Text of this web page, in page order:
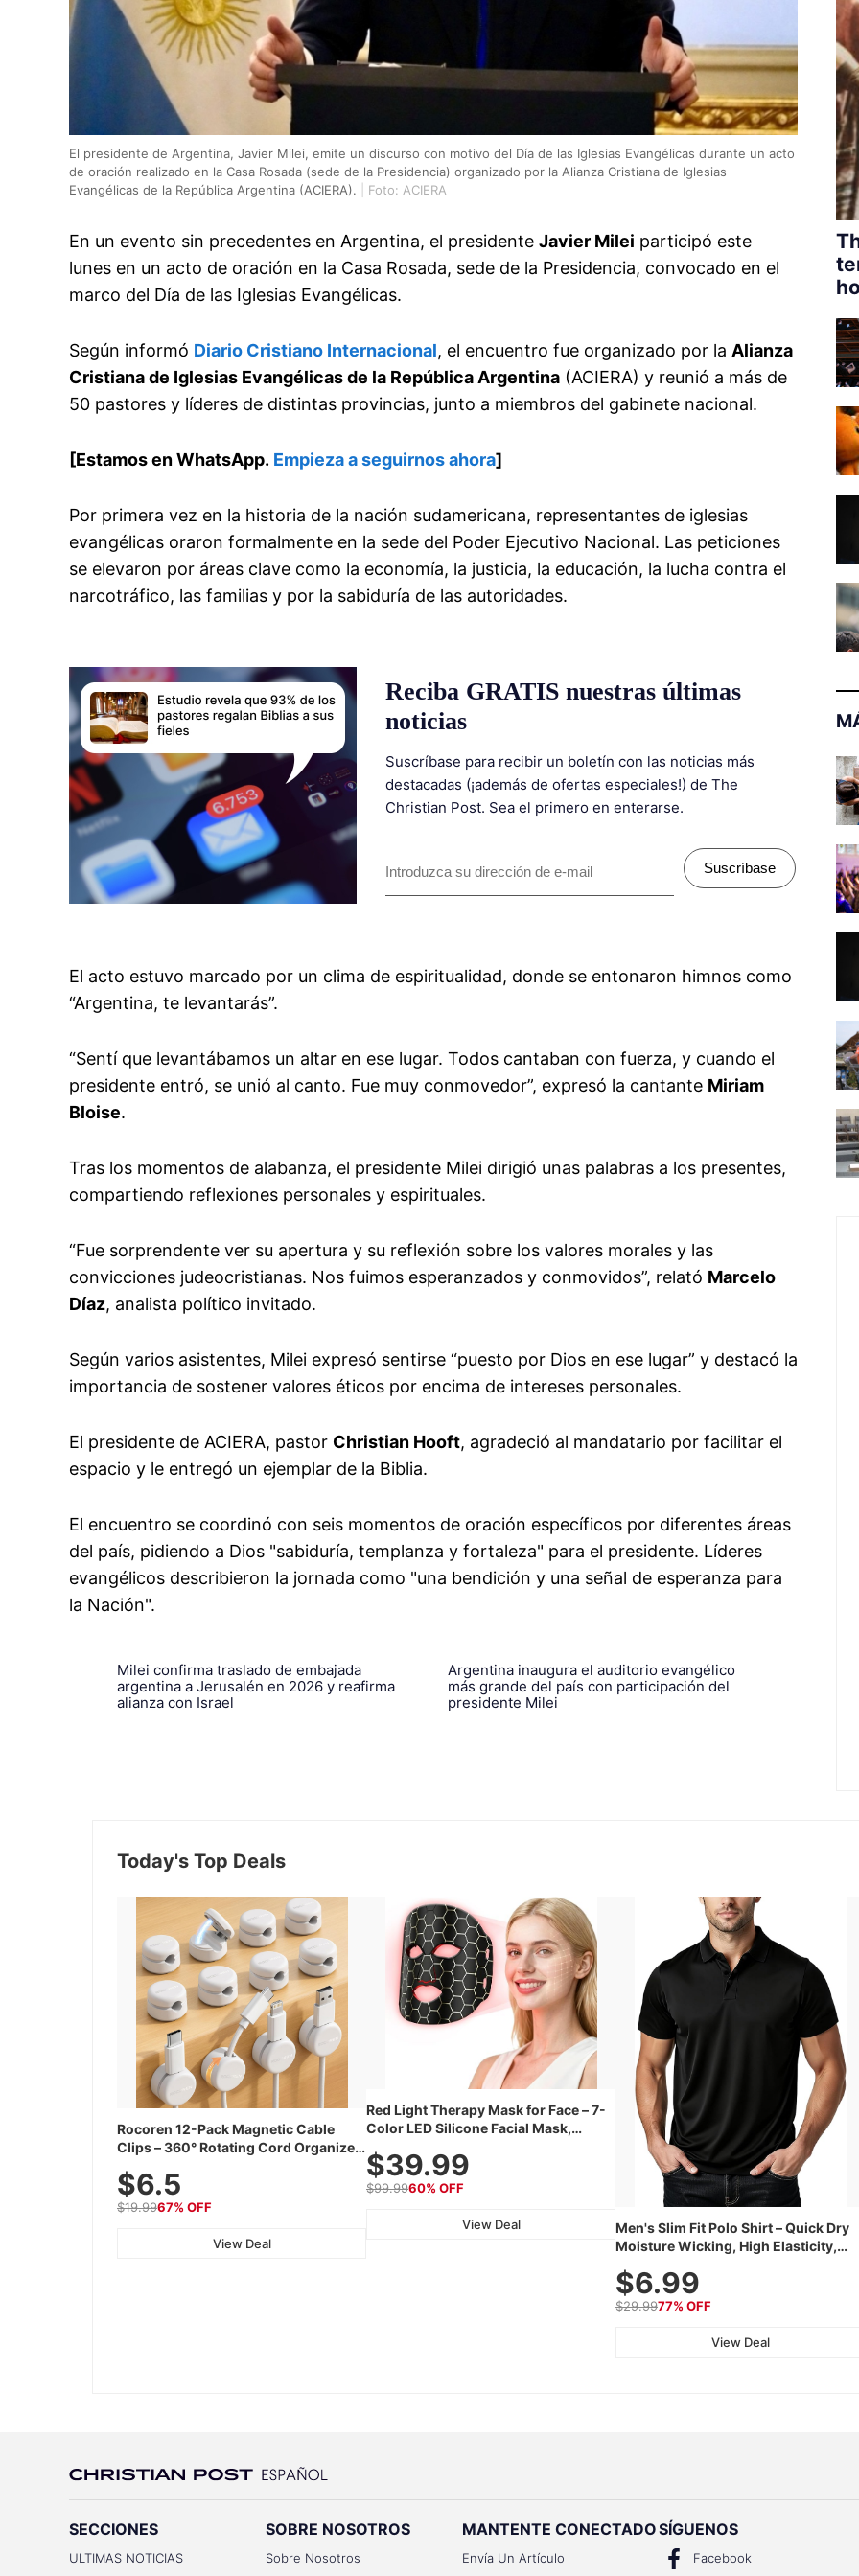
El presidente de Argentina, Javier Milei, emite un discurso con motivo del Día de las Iglesias Evangélicas durante un acto
de oración realizado en la Casa Rosada (sede de la Presidencia) organizado por la Alianza Cristiana de Iglesias
Evangélicas de la República Argentina (ACIERA).
Foto: ACIERA
En un evento sin precedentes en Argentina, el presidente Javier Milei participó este
lunes en un acto de oración en la Casa Rosada, sede de la Presidencia, convocado en el
marco del Día de las Iglesias Evangélicas.
Según informó Diario Cristiano Internacional, el encuentro fue organizado por la Alianza
Cristiana de Iglesias Evangélicas de la República Argentina (ACIERA) y reunió a más de
50 pastores y líderes de distintas provincias, junto a miembros del gabinete nacional.
[Estamos en WhatsApp. Empieza a seguirnos ahora]
Por primera vez en la historia de la nación sudamericana, representantes de iglesias
evangélicas oraron formalmente en la sede del Poder Ejecutivo Nacional. Las peticiones
se elevaron por áreas clave como la economía, la justicia, la educación, la lucha contra el
narcotráfico, las familias y por la sabiduría de las autoridades.
Reciba GRATIS nuestras últimas
noticias
Suscríbase para recibir un boletín con las noticias más
destacadas (¡además de ofertas especiales!) de The
Christian Post. Sea el primero en enterarse.
Suscríbase
El acto estuvo marcado por un clima de espiritualidad, donde se entonaron himnos como
“Argentina, te levantarás”.
“Sentí que levantábamos un altar en ese lugar. Todos cantaban con fuerza, y cuando el
presidente entró, se unió al canto. Fue muy conmovedor”, expresó la cantante Miriam
Bloise.
Tras los momentos de alabanza, el presidente Milei dirigió unas palabras a los presentes,
compartiendo reflexiones personales y espirituales.
“Fue sorprendente ver su apertura y su reflexión sobre los valores morales y las
convicciones judeocristianas. Nos fuimos esperanzados y conmovidos”, relató Marcelo
Díaz, analista político invitado.
Según varios asistentes, Milei expresó sentirse “puesto por Dios en ese lugar” y destacó la
importancia de sostener valores éticos por encima de intereses personales.
El presidente de ACIERA, pastor Christian Hooft, agradeció al mandatario por facilitar el
espacio y le entregó un ejemplar de la Biblia.
El encuentro se coordinó con seis momentos de oración específicos por diferentes áreas
del país, pidiendo a Dios "sabiduría, templanza y fortaleza" para el presidente. Líderes
evangélicos describieron la jornada como "una bendición y una señal de esperanza para
la Nación".
Milei confirma traslado de embajada
argentina a Jerusalén en 2026 y reafirma
alianza con Israel
Argentina inaugura el auditorio evangélico
más grande del país con participación del
presidente Milei
Today's Top Deals
Rocoren 12-Pack Magnetic Cable
Clips – 360° Rotating Cord Organizer
Holder for Desk, Nightstand, Wall, Car
& Office, White
$6.5
$19.9967% OFF
View Deal
Red Light Therapy Mask for Face – 7-
Color LED Silicone Facial Mask,
Device with 240 LEDs for Home &
Travel
$39.99
$99.9960% OFF
View Deal
Men's Slim Fit Polo Shirt – Quick Dry
Moisture Wicking, High Elasticity,
& Casual Wear (Runs Small, Size Up)
$6.99
$29.9977% OFF
View Deal
SECCIONES
ULTIMAS NOTICIAS
SOBRE NOSOTROS
Sobre Nosotros
MANTENTE CONECTADO
Envía Un Artículo
SÍGUENOS
Facebook